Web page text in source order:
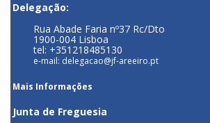
Delegação:
Rua Abade Faria nº37 Rc/Dto
1900-004 Lisboa
tel: +351218485130
e-mail: delegacao@jf-areeiro.pt
Mais Informações
Junta de Freguesia